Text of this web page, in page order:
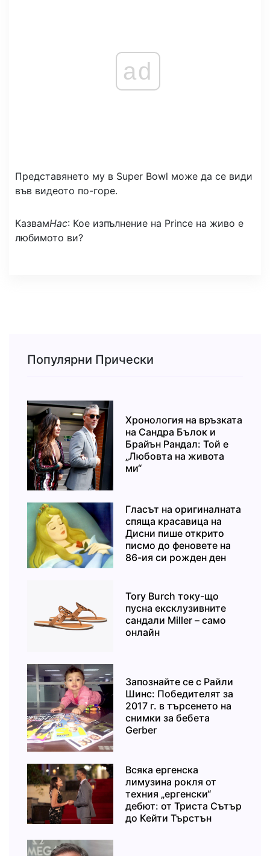
ad
Представянето му в Super Bowl може да се види
във видеото по-горе.
КазвамНас: Кое изпълнение на Prince на живо е
любимото ви?
Популярни Прически
Хронология на връзката
на Сандра Бълок и
Брайън Рандал: Той е
„Любовта на живота
ми“
Гласът на оригиналната
спяща красавица на
Дисни пише открито
писмо до феновете на
86-ия си рожден ден
Tory Burch току-що
пусна ексклузивните
сандали Miller – само
онлайн
Запознайте се с Райли
Шинс: Победителят за
2017 г. в търсенето на
снимки за бебета
Gerber
Всяка ергенска
лимузина рокля от
техния „ергенски“
дебют: от Триста Сътър
до Кейти Търстън